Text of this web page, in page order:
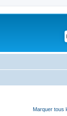
Marquer tous